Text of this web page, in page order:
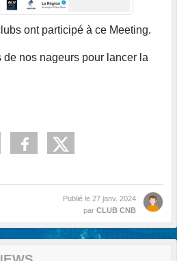
ont participé à ce Meeting.
nos nageurs pour lancer la
Publié le 27 janv. 2024
par CLUB CNB